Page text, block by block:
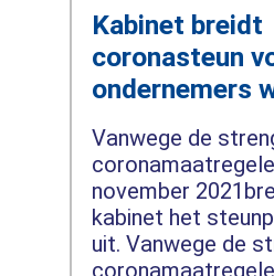
Kabinet breidt
coronasteun
ondernemers
Vanwege de
november
kabinet het
uit. Vanwege de